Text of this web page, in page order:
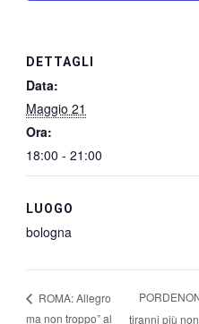
DETTAGLI
Data:
Maggio 21
Ora:
18:00 - 21:00
LUOGO
bologna
ROMA: Allegro
ma non troppo” al
tiranni più